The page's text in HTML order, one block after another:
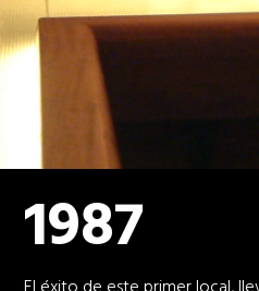
1987